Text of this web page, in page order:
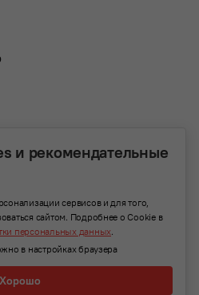
и рекомендательные
сервисов и для того,
сайтом. Подробнее о Cookie в
персональных данных.
в настройках браузера
Хорошо